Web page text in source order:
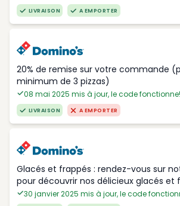
LIVRAISON A EMPORTER
20% de remise sur votre commande
minimum de 3 pizzas)
08 mai 2025 mis à jour, le code fonctionne!
LIVRAISON A EMPORTER
Glacés et frappés : rendez-vous sur
pour découvrir nos délicieux glacés et
30 janvier 2025 mis à jour, le code